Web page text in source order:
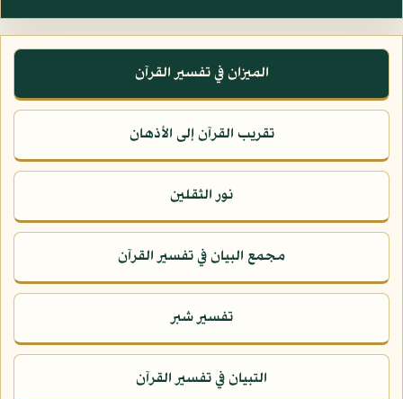
الميزان في تفسير القرآن
تقريب القرآن إلى الأذهان
نور الثقلين
مجمع البيان في تفسير القرآن
تفسير شبر
التبيان في تفسير القرآن